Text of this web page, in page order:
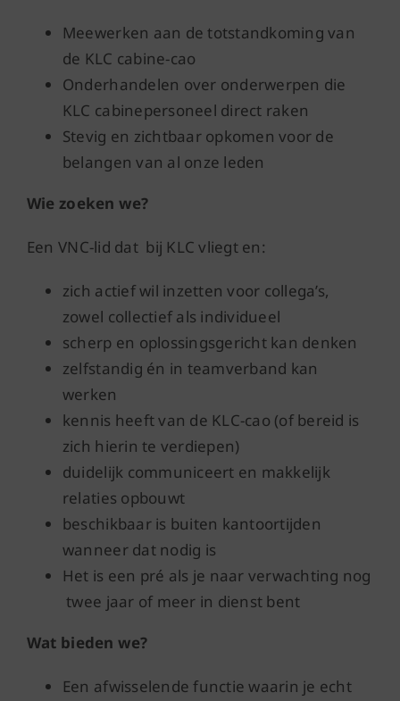
Meewerken aan de totstandkoming van
de KLC cabine-cao
Onderhandelen over onderwerpen die
KLC cabinepersoneel direct raken
Stevig en zichtbaar opkomen voor de
belangen van al onze leden
Wie zoeken we?
Een VNC-lid dat bij KLC vliegt en:
zich actief wil inzetten voor collega’s,
zowel collectief als individueel
scherp en oplossingsgericht kan denken
zelfstandig én in teamverband kan
werken
kennis heeft van de KLC-cao (of bereid is
zich hierin te verdiepen)
duidelijk communiceert en makkelijk
relaties opbouwt
beschikbaar is buiten kantoortijden
wanneer dat nodig is
Het is een pré als je naar verwachting nog
twee jaar of meer in dienst bent
Wat bieden we?
Een afwisselende functie waarin je echt